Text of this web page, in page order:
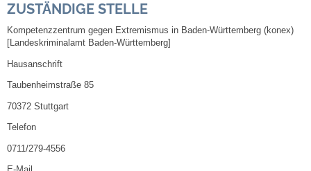
Notdienste
Fahrplanauskünfte
Abfall-Infos
ZUSTÄNDIGE STELLE
Kompetenzzentrum gegen Extremismus in Baden-Württemberg (konex)
[Landeskriminalamt Baden-Württemberg]
Hausanschrift
Taubenheimstraße 85
70372 Stuttgart
Telefon
0711/279-4556